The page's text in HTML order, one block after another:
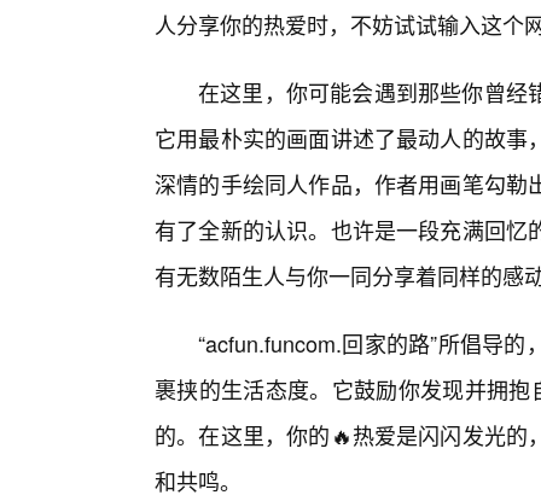
人分享你的热爱时，不妨试试输入这个
在这里，你可能会遇到那些你曾经
它用最朴实的画面讲述了最动人的故
深情的手绘同人作品，作者用画笔勾
有了全新的认识。也许是一段充满回
有无数陌生人与你一同分享着同样的感
“acfun.funcom.回家的路”所倡导
裹挟的生活态度。它鼓励你发现并拥
的。在这里，你的🔥热爱是闪闪发光
和共鸣。